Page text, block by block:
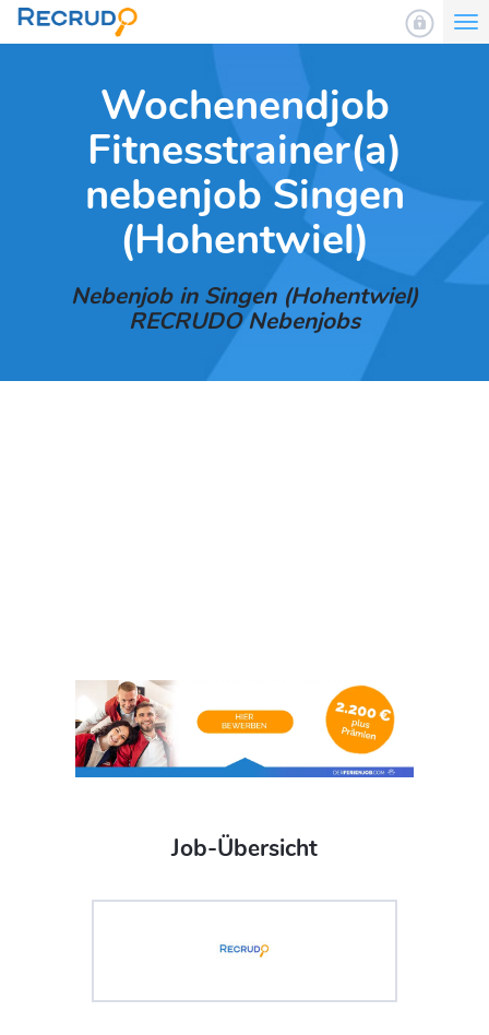
Wochenendjob
Fitnesstrainer(a)
nebenjob Singen
(Hohentwiel)
Nebenjob in Singen (Hohentwiel)
RECRUDO Nebenjobs
Job-Übersicht